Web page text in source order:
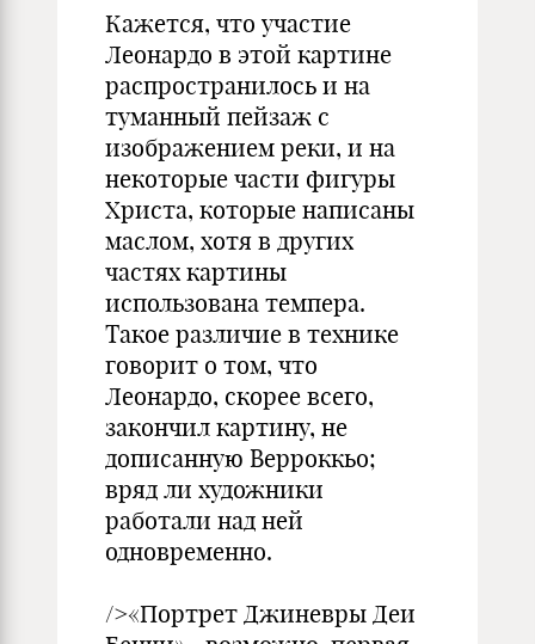
Кажется, что участие
Леонардо в этой картине
распространилось и на
туманный пейзаж с
изображением реки, и на
некоторые части фигуры
Христа, которые написаны
маслом, хотя в других
частях картины
использована темпера.
Такое различие в технике
говорит о том, что
Леонардо, скорее всего,
закончил картину, не
дописанную Верроккьо;
вряд ли художники
работали над ней
одновременно.
/>«Портрет Джиневры Деи